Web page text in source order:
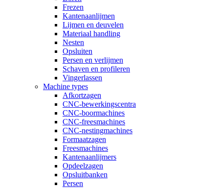
Frezen
Kantenaanlijmen
Lijmen en deuvelen
Materiaal handling
Nesten
Opsluiten
Persen en verlijmen
Schaven en profileren
Vingerlassen
Machine types
Afkortzagen
CNC-bewerkingscentra
CNC-boormachines
CNC-freesmachines
CNC-nestingmachines
Formaatzagen
Freesmachines
Kantenaanlijmers
Opdeelzagen
Opsluitbanken
Persen